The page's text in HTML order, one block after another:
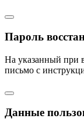
Пароль
На указанный при
письмо с
Данные